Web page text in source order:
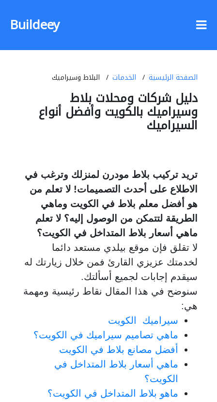
Buildeey
الصفحة الرئيسية الخدمات البلاط وسيراميك
دليل شركات ومحلات بلاط
وسيراميك بالكويت وأفضل أنواع
السيراميك
تريد تركيب بلاط مودرن لمنزلك وترغب في
الاطلاع على أحدث التصميمات! لا تعلم من
هو أفضل معلم بلاط في الكويت وماهي
الطريقة لتتمكن من الوصول إليه؟ لا تعلم
ماهي أسعار بلاط المتداخل في الكويت؟
لا تقلق فإن موقع بيلدي مستعد دائما
لخدمتك عزيزي القارئ فمن خلال زيارتك له
سيقدم إجابات لجميع أسألتك.
سنوضح في هذا المقال نقاط رئيسية ومهمة
هي:
سيراميك الكويت
ماهي تصاميم سيراميك في الكويت؟
أفضل مصانع بلاط في الكويت
ماهي أسعار بلاط المتداخل في
الكويت؟
ماهو بلاط المتداخل في الكويت؟